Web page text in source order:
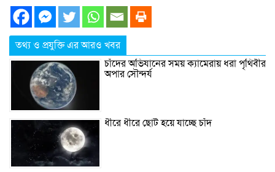
তথ্য ও প্রযুক্তি এর আরও খবর
চাঁদের অভিযানের সময় ক্যামেরায় ধরা পৃথিবীর
অপার সৌন্দর্য
ধীরে ধীরে ছোট হয়ে যাচ্ছে চাঁদ